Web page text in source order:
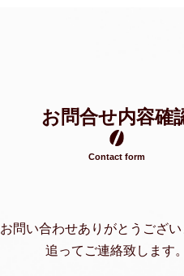
お問合せ内容確
Contact form
お問い合わせありがとうござい
追ってご連絡致します。